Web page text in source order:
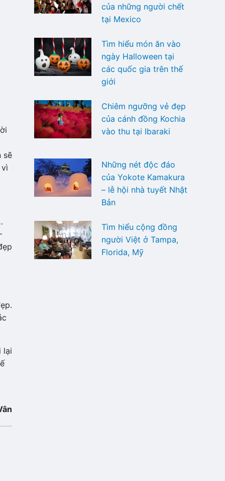
sẽ
lại
của những người chết
tại Mexico
Tìm hiểu món ăn vào
ngày Halloween tại
các quốc gia trên thế
giới
Chiêm ngưỡng vẻ đẹp
của cánh đồng Kochia
vào thu tại Ibaraki
Những nét độc đáo
của Yokote Kamakura
– lễ hội nhà tuyết Nhật
Bản
Tìm hiểu cộng đồng
người Việt ở Tampa,
Florida, Mỹ